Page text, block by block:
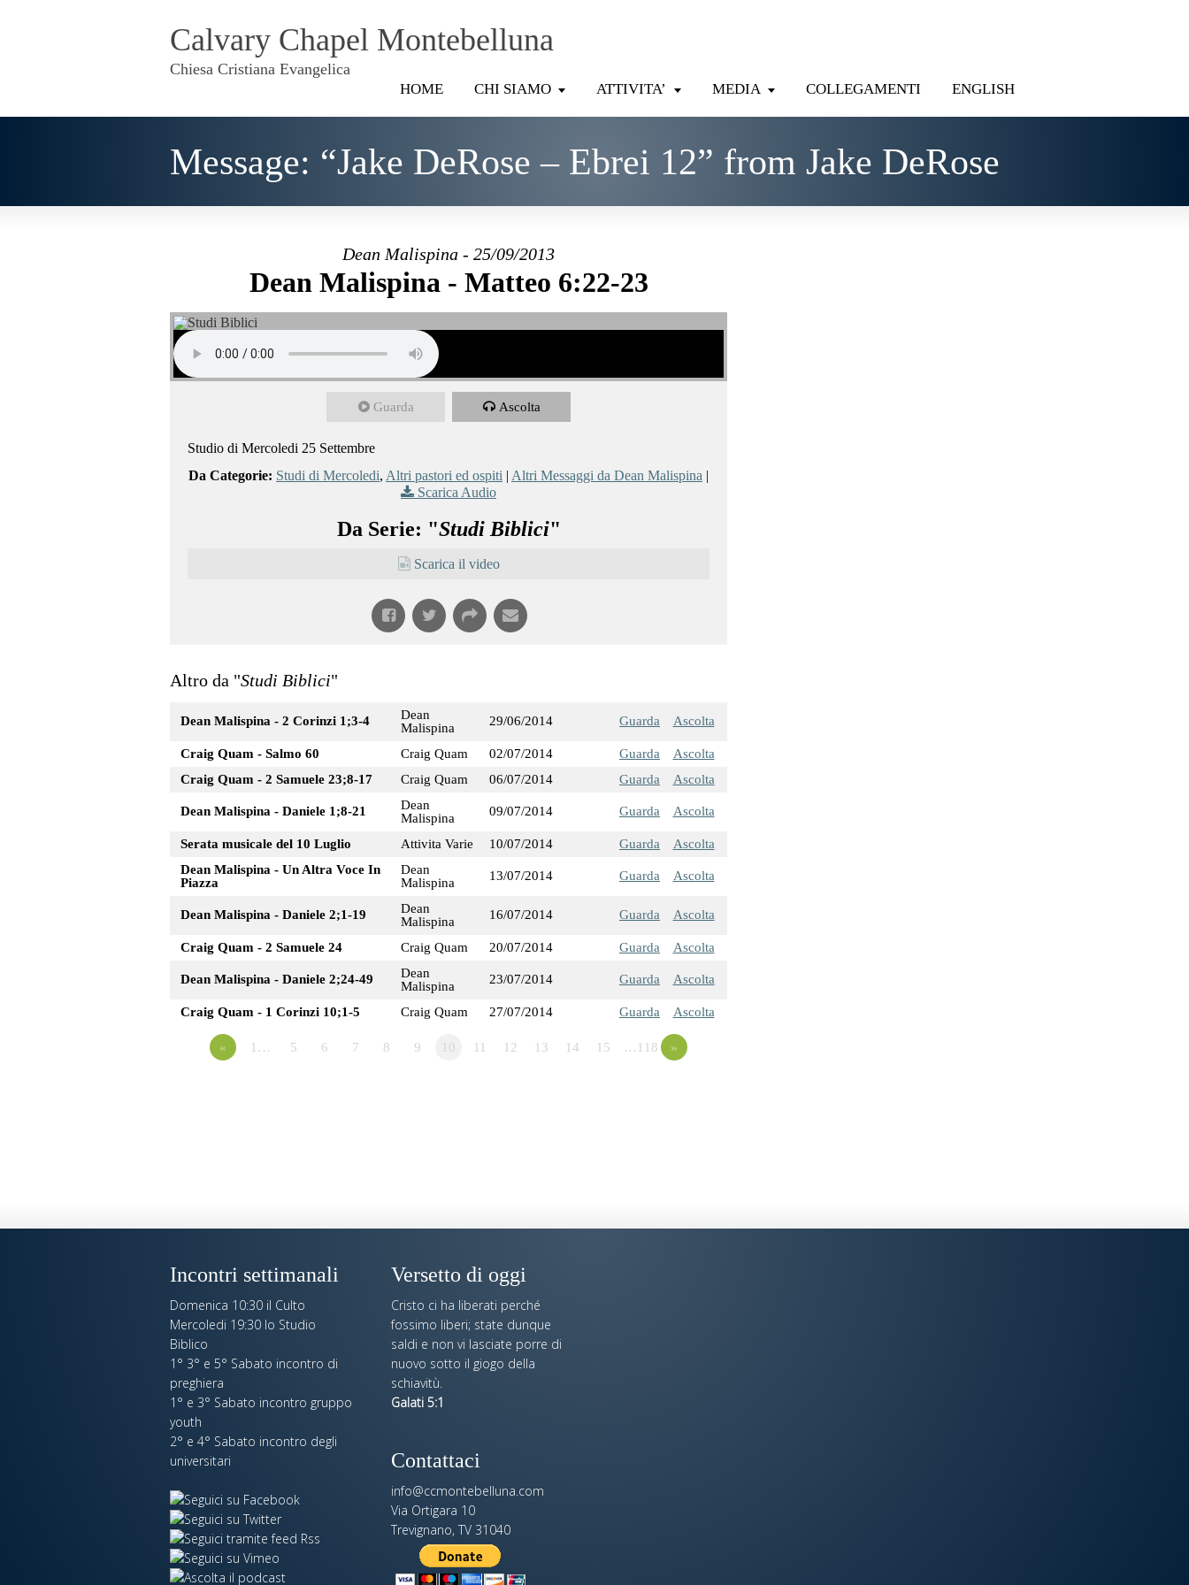
Calvary Chapel Montebelluna
Chiesa Cristiana Evangelica
HOME CHI SIAMO ATTIVITA’ MEDIA COLLEGAMENTI ENGLISH
Message: “Jake DeRose – Ebrei 12” from Jake DeRose
Dean Malispina - 25/09/2013
Dean Malispina - Matteo 6:22-23
Guarda Ascolta
Studio di Mercoledi 25 Settembre
Da Categorie: Studi di Mercoledi, Altri pastori ed ospiti | Altri Messaggi da Dean Malispina |
Scarica Audio
Da Serie: "Studi Biblici"
Scarica il video
Altro da "Studi Biblici"
Dean Malispina - 2 Corinzi 1;3-4
Dean
Malispina
29/06/2014 Guarda Ascolta
Craig Quam - Salmo 60 Craig Quam 02/07/2014 Guarda
Ascolta
Craig Quam - 2 Samuele 23;8-17
Craig Quam 06/07/2014 Guarda Ascolta
Dean Malispina - Daniele 1;8-21
Dean
Malispina
09/07/2014 Guarda Ascolta
Serata musicale del 10 Luglio Attivita Varie 10/07/2014 Guarda
Ascolta
Dean Malispina - Un Altra Voce In
Piazza
Dean
Malispina
13/07/2014 Guarda Ascolta
Dean Malispina - Daniele 2;1-19
Dean
Malispina
16/07/2014 Guarda Ascolta
Craig Quam - 2 Samuele 24 Craig Quam 20/07/2014 Guarda Ascolta
Dean Malispina - Daniele 2;24-49
Dean
Malispina
23/07/2014 Guarda Ascolta
Craig Quam - 1 Corinzi 10;1-5 Craig Quam 27/07/2014 Guarda Ascolta
« 1… 5 6 7 8 9 10 11 12 13 14 15 …118 »
Incontri settimanali
Domenica 10:30 il Culto
Mercoledi 19:30 lo Studio
Biblico
1° 3° e 5° Sabato incontro di
preghiera
1° e 3° Sabato incontro gruppo
youth
2° e 4° Sabato incontro degli
universitari
Versetto di oggi
Cristo ci ha liberati perché
fossimo liberi; state dunque
saldi e non vi lasciate porre di
nuovo sotto il giogo della
schiavitù.
Galati 5:1
Contattaci
info@ccmontebelluna.com
Via Ortigara 10
Trevignano, TV 31040